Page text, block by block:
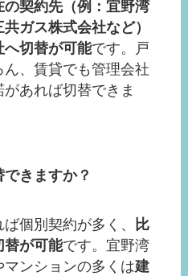
の契約先（例：宜野湾
ガス株式会社など）
へ切替が可能です。戸
、賃貸でも管理会社
あれば切替できま
きますか？
個別契約が多く、
比
替が可能です。宜野湾
ンションの多くは建